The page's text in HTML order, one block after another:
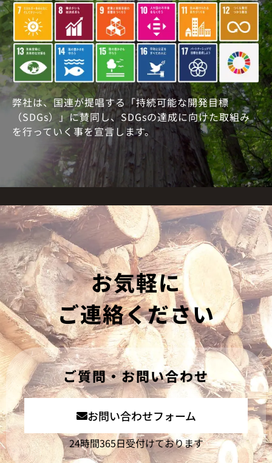
弊社は、国連が提唱する「持続可能な開発目標
（SDGs）」に賛同し、SDGsの達成に向けた取組み
を行っていく事を宣言します。
お気軽に
ご連絡ください
ご質問・お問い合わせ
お問い合わせフォーム
24時間365日受付けております